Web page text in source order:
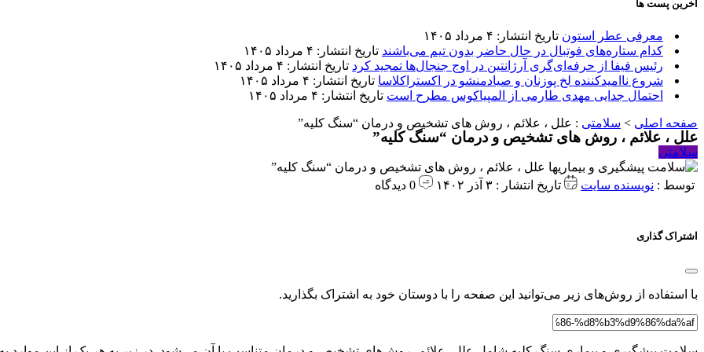
آخرین پست ها
معرفی عطر استون تاریخ انتشار: ۴ مرداد ۱۴۰۵
کدام ستاره‌های فوتبال در حال حاضر بدون تیم می‌باشند تاریخ انتشار: ۴ مرداد ۱۴۰۵
رئیس فیفا از حرفه‌ای‌گری آرژانتین در اوج جنجال‌ها تمجید کرد تاریخ انتشار: ۴ مرداد ۱۴۰۵
شروع ناامیدکننده لخ پوزنان و صیادمنشو در اکستراکلاسا تاریخ انتشار: ۴ مرداد ۱۴۰۵
احتمال جدایی مهدی طارمی از المپیاکوس مطرح است تاریخ انتشار: ۴ مرداد ۱۴۰۵
صفحه اصلی > سلامتی : علل ، علائم ، روش های تشخیص و درمان “سنگ کلیه”
علل ، علائم ، روش های تشخیص و درمان “سنگ کلیه”
سلامتی
توسط : نویسنده سایت تاریخ انتشار : ۳ آذر ۱۴۰۲
اشتراک گذاری
با استفاده از روش‌های زیر می‌توانید این صفحه را با دوستان خود به اشتراک بگذارید.